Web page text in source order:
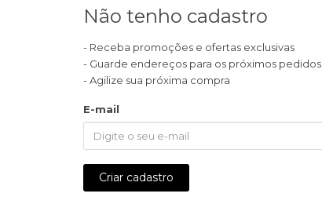
Não tenho cadastro
- Receba promoções e ofertas exclusivas
- Guarde endereços para os próximos pedidos
- Agilize sua próxima compra
E-mail
Criar cadastro